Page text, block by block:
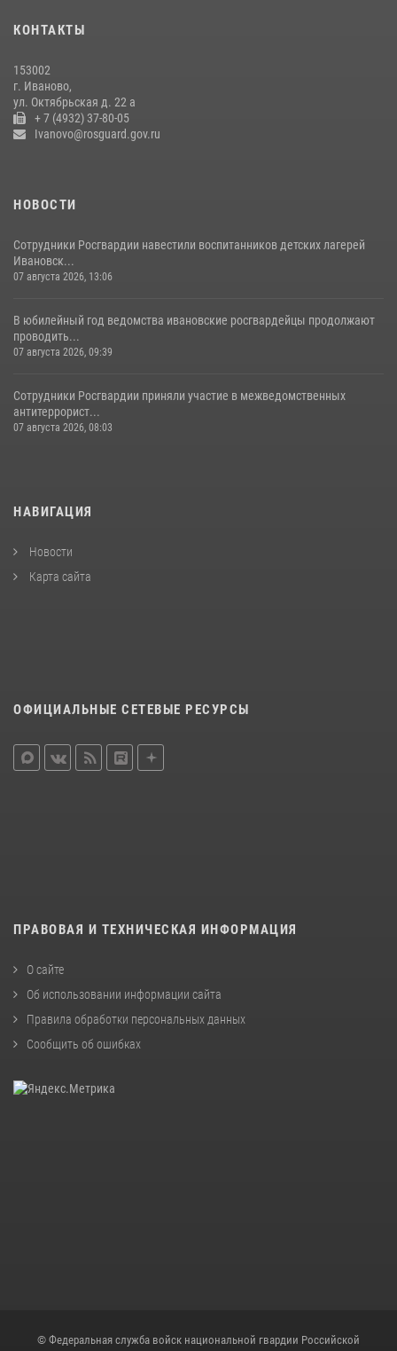
Сотрудники вневедомственной охраны Росгвардии провели
16 июля 2026, 08:32
КОНТАКТЫ
153002
г. Иваново,
ул. Октябрьская д. 22 а
+ 7 (4932) 37-80-05
Ivanovo@rosguard.gov.ru
НОВОСТИ
Сотрудники Росгвардии навестили воспитанников детских лагерей
Ивановск...
07 августа 2026, 13:06
В юбилейный год ведомства ивановские росгвардейцы продолжают
проводить...
07 августа 2026, 09:39
Сотрудники Росгвардии приняли участие в межведомственных
антитеррорист...
07 августа 2026, 08:03
НАВИГАЦИЯ
Новости
Карта сайта
ОФИЦИАЛЬНЫЕ СЕТЕВЫЕ РЕСУРСЫ
ПРАВОВАЯ И ТЕХНИЧЕСКАЯ ИНФОРМАЦИЯ
О сайте
Об использовании информации сайта
Правила обработки персональных данных
Сообщить об ошибках
© Федеральная служба войск национальной гвардии Российской